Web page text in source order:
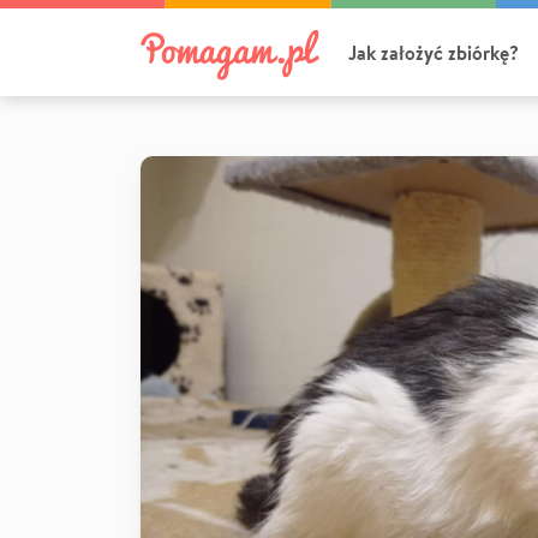
Jak założyć zbiórkę?